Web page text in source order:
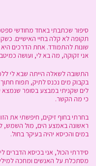
סיפור שכתבתי באחד
תקופה לא קלה בחיי האישיים.
שונות להתמודד. אחת הדרכים
אני זקוקה, מה בא לי, ועושה
התשובה לשאלה הייתה שבא לי
בקבוק מים נכנס לתיק, תפוח
לים שקניתי במבצע בסופר שנמצא
כי מה הקשר.
בחרתי בחוף זיקים, חיפשתי את
ראשונה באמצע הים, מול השמש,
במים והכיסא יהיה בעיקר בחול.
סידרתי הכול, אני בכיסא הדברים
מסתכלת על האנשים ומחכה